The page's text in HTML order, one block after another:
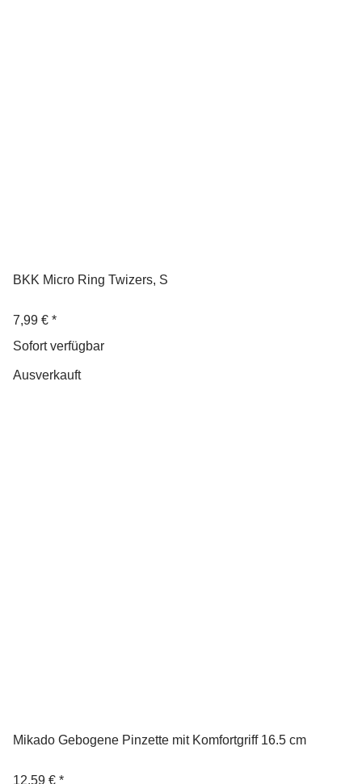
BKK Micro Ring Twizers, S
7,99 € *
Sofort verfügbar
Ausverkauft
Mikado Gebogene Pinzette mit Komfortgriff 16.5 cm
12,59 € *